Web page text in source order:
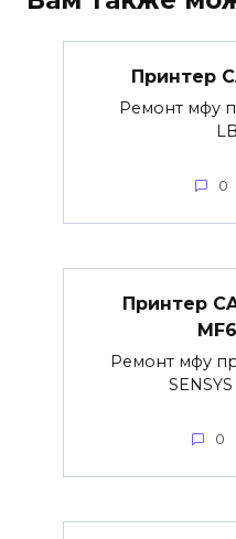
Принтер
Ремонт мфу
0
Принтер
Ремонт мфу
0